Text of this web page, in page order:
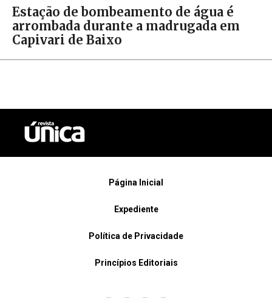
Estação de bombeamento de água é
arrombada durante a madrugada em
Capivari de Baixo
Página Inicial
Expediente
Política de Privacidade
Princípios Editoriais